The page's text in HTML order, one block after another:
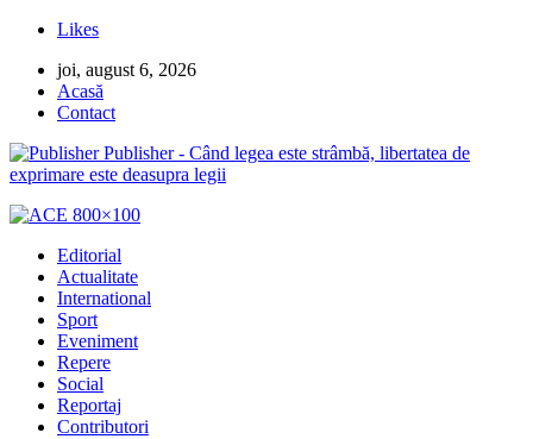
Likes
joi, august 6, 2026
Acasă
Contact
Publisher - Când legea este strâmbă, libertatea de
exprimare este deasupra legii
Editorial
Actualitate
International
Sport
Eveniment
Repere
Social
Reportaj
Contributori